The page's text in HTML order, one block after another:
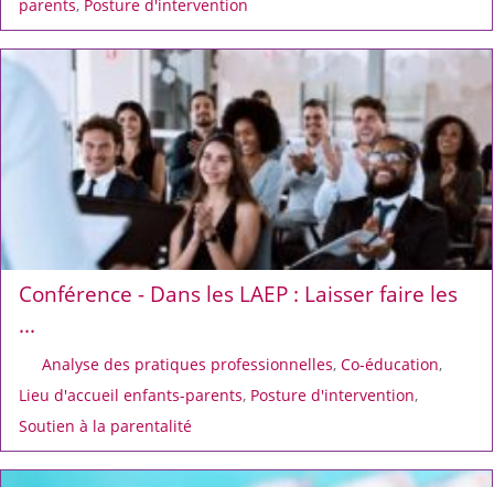
parents, Posture d'intervention
Conférence - Dans les LAEP : Laisser faire les
...
Analyse des pratiques professionnelles, Co-éducation,
Lieu d'accueil enfants-parents, Posture d'intervention,
Soutien à la parentalité